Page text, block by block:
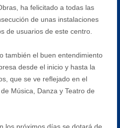
ha felicitado a todas las
de unas instalaciones
de usuarios de este centro.
también el buen entendimiento
desde el inicio y hasta la
que se ve reflejado en el
Música, Danza y Teatro de
los próximos días se dotará de